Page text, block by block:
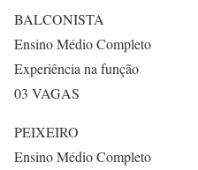
BALCONISTA
Ensino Médio Completo
Experiência na função
03 VAGAS
PEIXEIRO
Ensino Médio Completo